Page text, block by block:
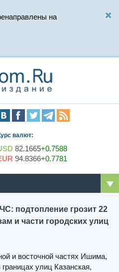
на
валют:
82.1665+0.7588
94.8366+0.7781
подтопление грозит 22
и части городских улиц
и восточной частях Ишима,
улиц Казанская,